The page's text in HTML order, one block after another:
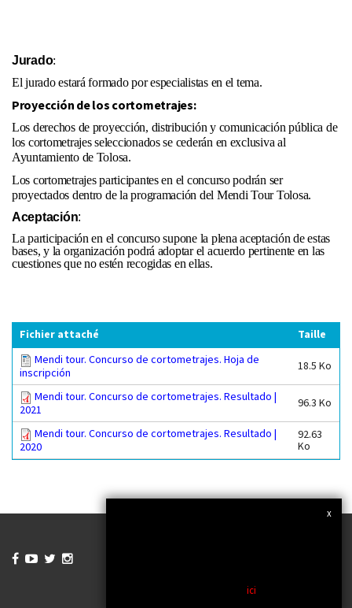
Jurado:
El jurado estará formado por especialistas en el tema.
Proyección de los cortometrajes:
Los derechos de proyección, distribución y comunicación pública de
los cortometrajes seleccionados se cederán en exclusiva al
Ayuntamiento de Tolosa.
Los cortometrajes participantes en el concurso podrán ser
proyectados dentro de la programación del Mendi Tour Tolosa.
Aceptación:
La participación en el concurso supone la plena aceptación de estas
bases, y la organización podrá adoptar el acuerdo pertinente en las
cuestiones que no estén recogidas en ellas.
Fichier attaché
Taille
Mendi tour. Concurso de cortometrajes. Hoja de
inscripción
18.5 Ko
Mendi tour. Concurso de cortometrajes. Resultado |
2021
96.3 Ko
Mendi tour. Concurso de cortometrajes. Resultado |
2020
92.63
Ko
x
ou obtenir plus d'informationsici
   